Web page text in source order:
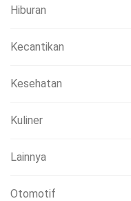
Hiburan
Kecantikan
Kesehatan
Kuliner
Lainnya
Otomotif